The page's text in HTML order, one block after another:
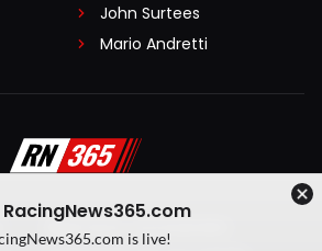
John Surtees
Mario Andretti
Algemene voorwaarden
is live!